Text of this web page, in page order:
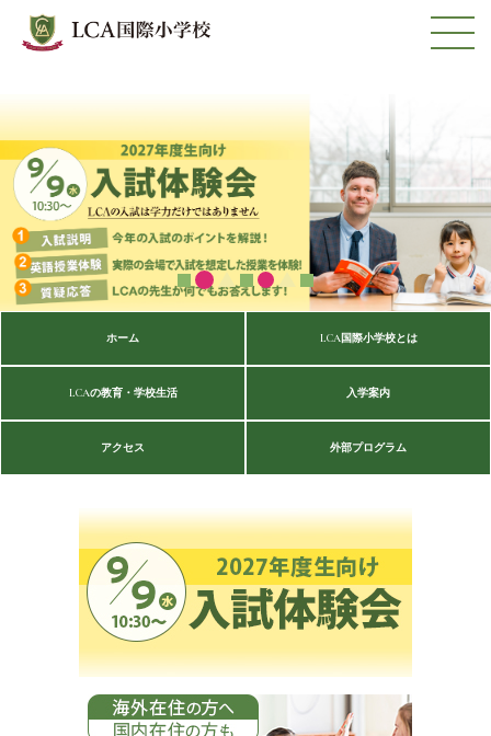
ホーム LCA国際小学校とは
LCAの教育・学校生活 入学案内
アクセス 外部プログラム